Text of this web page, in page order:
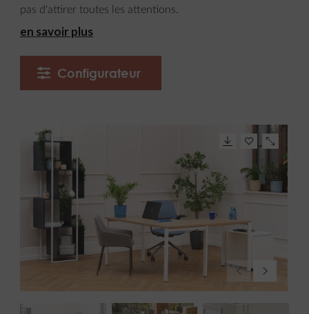
pas d'attirer toutes les attentions.
en savoir plus
Configurateur